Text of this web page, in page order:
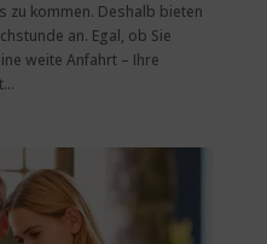
zu kommen. Deshalb bieten
an. Egal, ob Sie
weite Anfahrt – Ihre